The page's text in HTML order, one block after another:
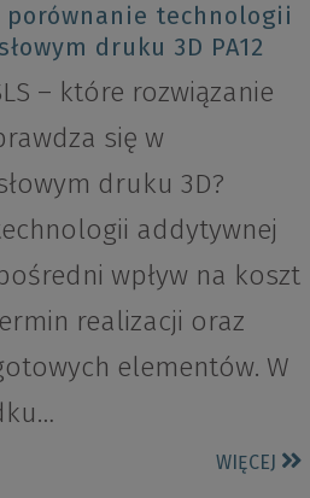
porównanie technologii
druku 3D PA12
– które rozwiązanie
się w
druku 3D?
addytywnej
wpływ na koszt
realizacji oraz
elementów. W
WIĘCEJ